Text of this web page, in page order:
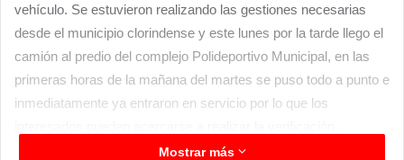
vehículo. Se estuvieron realizando las gestiones necesarias
desde el municipio clorindense y este lunes por la tarde llego el
camión al predio del complejo Polideportivo Municipal, en las
primeras horas de la mañana del martes se puso todo a punto e
inmediatamente ya entraron en servicio por lo que los
Recordemos que el día viernes y sábado se realizará el evento
Mostrar más